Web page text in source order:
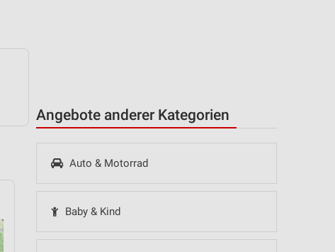
Angebote anderer Kategorien
Auto & Motorrad
Baby & Kind